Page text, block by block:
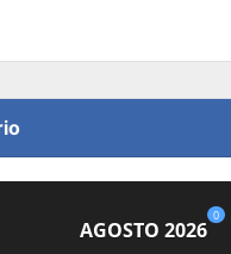
AGOSTO 2026
0